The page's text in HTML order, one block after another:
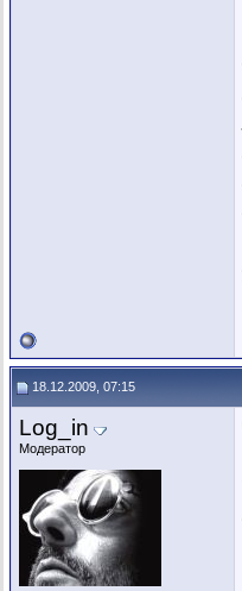
18.12.2009, 07:15
Log_in
Модератор